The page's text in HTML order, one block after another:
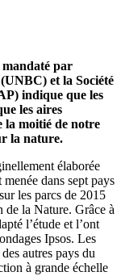
par
et la Société
indique que les
les aires
la moitié de notre
la nature.
élaborée
dans sept pays
les parcs de 2015
la Nature. Grâce à
l’étude et l’ont
Ipsos. Les
autres pays du
à grande échelle